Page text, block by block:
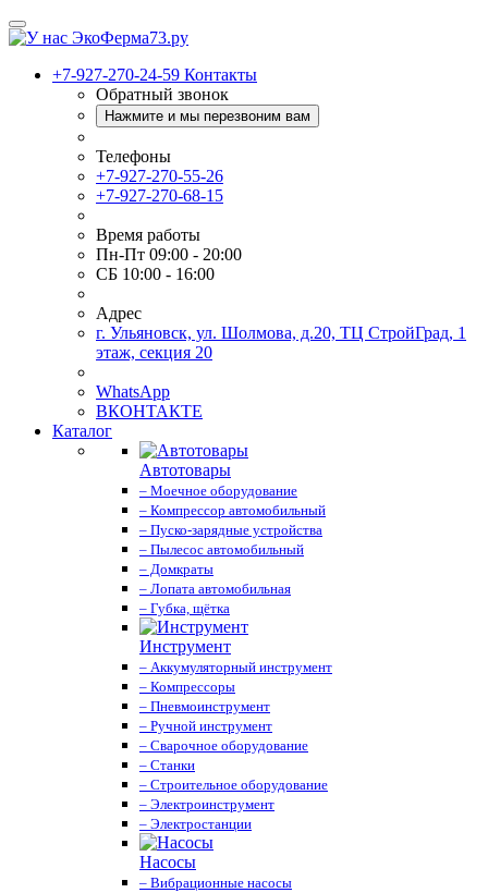
+7-927-270-24-59 Контакты
Обратный звонок
Нажмите и мы перезвоним вам
Телефоны
+7-927-270-55-26
+7-927-270-68-15
Время работы
Пн-Пт 09:00 - 20:00
СБ 10:00 - 16:00
Адрес
г. Ульяновск, ул. Шолмова, д.20, ТЦ СтройГрад, 1
этаж, секция 20
WhatsApp
ВКОНТАКТЕ
Каталог
Автотовары
– Моечное оборудование
– Компрессор автомобильный
– Пуско-зарядные устройства
– Пылесос автомобильный
– Домкраты
– Лопата автомобильная
– Губка, щётка
Инструмент
– Аккумуляторный инструмент
– Компрессоры
– Пневмоинструмент
– Ручной инструмент
– Сварочное оборудование
– Станки
– Строительное оборудование
– Электроинструмент
– Электростанции
Насосы
– Вибрационные насосы